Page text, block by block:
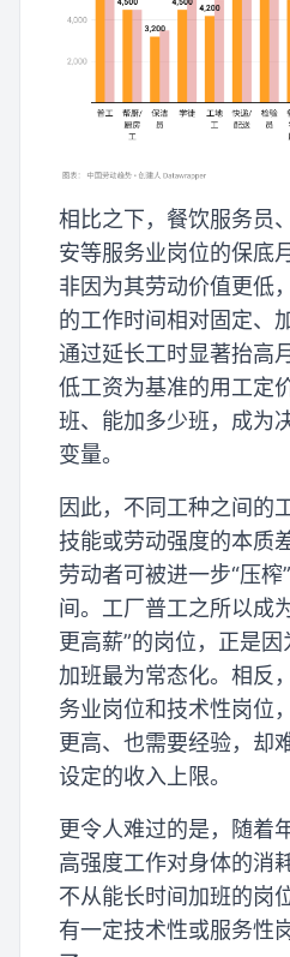
相比之下，餐饮服务员
安等服务业岗位的保底
非因为其劳动价值更低
的工作时间相对固定、
通过延长工时显著抬高
低工资为基准的用工定
班、能加多少班，成为
变量。
因此，不同工种之间的
技能或劳动强度的本质
劳动者可被进一步“压榨
间。工厂普工之所以成
更高薪”的岗位，正是因
加班最为常态化。相反
务业岗位和技术性岗位
更高、也需要经验，却
设定的收入上限。
更令人难过的是，随着
高强度工作对身体的消
不从能长时间加班的岗
有一定技术性或服务性